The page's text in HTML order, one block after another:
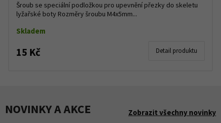
Šroub se speciální podložkou pro upevnění přezky do skeletu
lyžařské boty Rozměry šroubu M4x5mm...
Skladem
15 Kč Detail produktu
NOVINKY A AKCE Zobrazit všechny novinky